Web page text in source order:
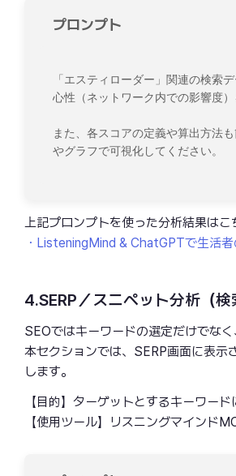
プロンプト
「エスティローダー」関連の検索
心性（ネットワーク内での影響度
また、各スコアの定義や算出方法
やグラフで可視化してください。
上記プロンプトを使った分析結果はこ
・ListeningMind & ChatGPTで生活
4.SERP／スニペット分析（検
SEOではキーワードの選定だけでな
本セクションでは、SERP画面に表示
します。
【目的】ターゲットとするキーワー
【使用ツール】リスニングマインド